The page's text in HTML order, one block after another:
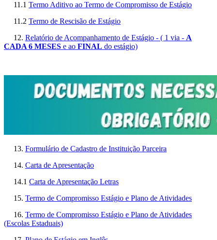
11.1 Termo Aditivo ao Termo de Compromisso de Estágio
11.2 Termo de Rescisão de Estágio
12. Relatório de Acompanhamento de Estágio - ( 1 via - A
CADA 6 MESES e ao FINAL do estágio)
13. Formulário de Cadastro de Instituição Parceira
14. Carta de Apresentação
14.1 Carta de Apresentação Letras
15. Termo de Compromisso Estágio e Plano de Atividades
16. Termo de Compromisso Estágio e Plano de Atividades
(Escolas Estaduais)